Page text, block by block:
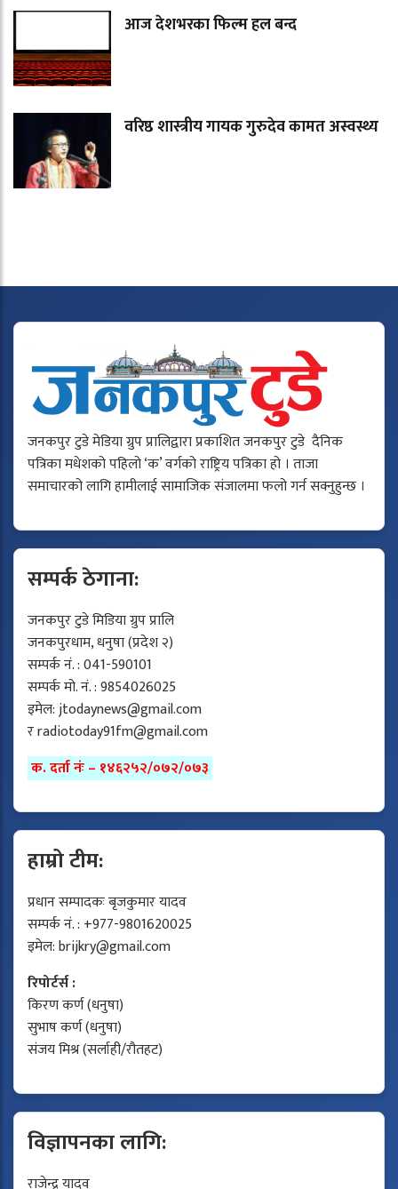
आज देशभरका फिल्म हल बन्द
वरिष्ठ शास्त्रीय गायक गुरुदेव कामत अस्वस्थ्य
जनकपुर टुडे मेडिया ग्रुप प्रालिद्वारा प्रकाशित जनकपुर टुडे दैनिक
पत्रिका मधेशको पहिलो ‘क’ वर्गको राष्ट्रिय पत्रिका हो । ताजा
समाचारको लागि हामीलाई सामाजिक संजालमा फलो गर्न सक्नुहुन्छ ।
सम्पर्क ठेगाना:
जनकपुर टुडे मिडिया ग्रुप प्रालि
जनकपुरधाम, धनुषा (प्रदेश २)
सम्पर्क नं. : 041-590101
सम्पर्क मो. नं. : 9854026025
इमेल:jtodaynews@gmail.com
रradiotoday91fm@gmail.com
क. दर्ता नंः – १४६२५२/०७२/०७३
हाम्रो टीम:
प्रधान सम्पादकः बृजकुमार यादव
सम्पर्क नं. : +977-9801620025
इमेल:brijkry@gmail.com
रिपोर्टर्स :
किरण कर्ण (धनुषा)
सुभाष कर्ण (धनुषा)
संजय मिश्र (सर्लाही/रौतहट)
विज्ञापनका लागि:
राजेन्द्र यादव